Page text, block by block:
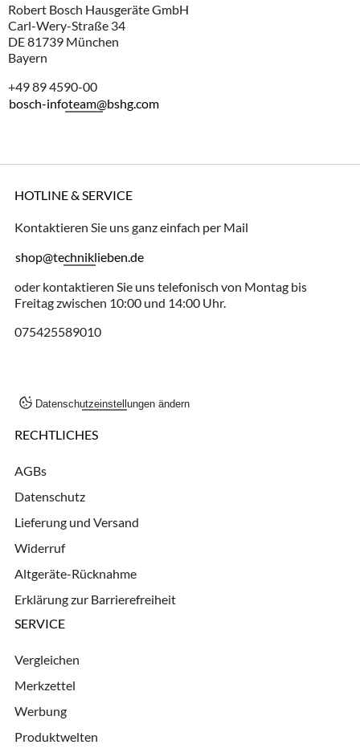
Robert Bosch Hausgeräte GmbH
Carl-Wery-Straße 34
DE 81739 München
Bayern
+49 89 4590-00
bosch-infoteam@bshg.com
HOTLINE & SERVICE
Kontaktieren Sie uns ganz einfach per Mail
shop@techniklieben.de
oder kontaktieren Sie uns telefonisch von Montag bis
Freitag zwischen 10:00 und 14:00 Uhr.
075425589010
Datenschutzeinstellungen ändern
RECHTLICHES
AGBs
Datenschutz
Lieferung und Versand
Widerruf
Altgeräte-Rücknahme
Erklärung zur Barrierefreiheit
SERVICE
Vergleichen
Merkzettel
Werbung
Produktwelten